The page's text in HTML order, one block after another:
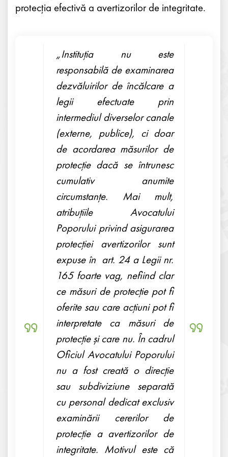
protecția efectivă a avertizorilor de integritate.
„Instituția nu este
responsabilă de examinarea
dezvăluirilor de încălcare a
legii efectuate prin
intermediul diverselor canale
(externe, publice), ci doar
de acordarea măsurilor de
protecție dacă se întrunesc
cumulativ anumite
circumstanțe. Mai mult,
atribuțiile Avocatului
Poporului privind asigurarea
protecției avertizorilor sunt
expuse în art. 24 a Legii nr.
165 foarte vag, nefiind clar
ce măsuri de protecție pot fi
oferite sau care acțiuni pot fi
interpretate ca măsuri de
protecție și care nu. În cadrul
Oficiul Avocatului Poporului
nu a fost creată o direcție
sau subdiviziune separată
cu personal dedicat exclusiv
examinării cererilor de
protecție a avertizorilor de
integritate. Motivul este că